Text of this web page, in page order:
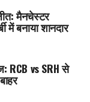
मैनचेस्टर
में बनाया शानदार
RCB vs SRH से